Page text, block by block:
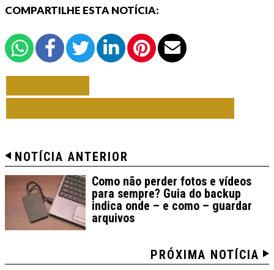
COMPARTILHE ESTA NOTÍCIA:
NOTÍCIA ANTERIOR
Como não perder fotos e vídeos
para sempre? Guia do backup
indica onde – e como – guardar
arquivos
PRÓXIMA NOTÍCIA